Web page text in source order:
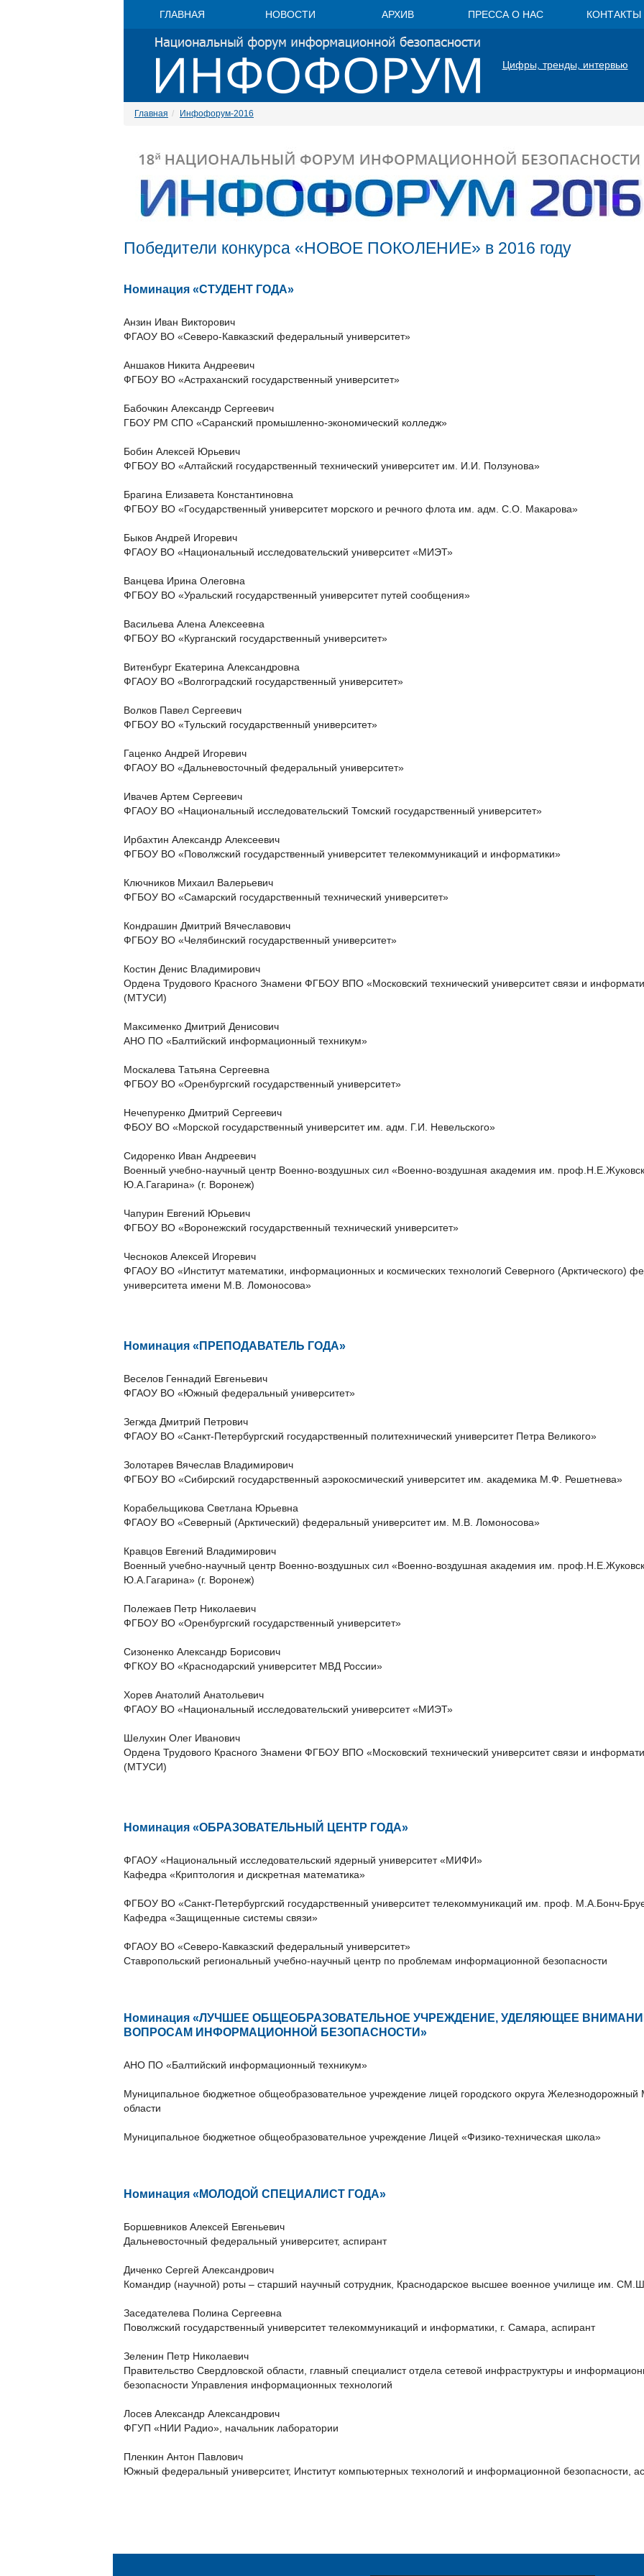
ГЛАВНАЯ НОВОСТИ АРХИВ ПРЕССА О НАС КОНТАКТЫ
Цифры, тренды, интервью
Главная Инфофорум-2016
Победители конкурса «НОВОЕ ПОКОЛЕНИЕ» в 2016 году
Номинация «СТУДЕНТ ГОДА»
Анзин Иван Викторович
ФГАОУ ВО «Северо-Кавказский федеральный университет»
Аншаков Никита Андреевич
ФГБОУ ВО «Астраханский государственный университет»
Бабочкин Александр Сергеевич
ГБОУ РМ СПО «Саранский промышленно-экономический колледж»
Бобин Алексей Юрьевич
ФГБОУ ВО «Алтайский государственный технический университет им. И.И. Ползунова»
Брагина Елизавета Константиновна
ФГБОУ ВО «Государственный университет морского и речного флота им. адм. С.О. Макарова»
Быков Андрей Игоревич
ФГАОУ ВО «Национальный исследовательский университет «МИЭТ»
Ванцева Ирина Олеговна
ФГБОУ ВО «Уральский государственный университет путей сообщения»
Васильева Алена Алексеевна
ФГБОУ ВО «Курганский государственный университет»
Витенбург Екатерина Александровна
ФГАОУ ВО «Волгоградский государственный университет»
Волков Павел Сергеевич
ФГБОУ ВО «Тульский государственный университет»
Гаценко Андрей Игоревич
ФГАОУ ВО «Дальневосточный федеральный университет»
Ивачев Артем Сергеевич
ФГАОУ ВО «Национальный исследовательский Томский государственный университет»
Ирбахтин Александр Алексеевич
ФГБОУ ВО «Поволжский государственный университет телекоммуникаций и информатики»
Ключников Михаил Валерьевич
ФГБОУ ВО «Самарский государственный технический университет»
Кондрашин Дмитрий Вячеславович
ФГБОУ ВО «Челябинский государственный университет»
Костин Денис Владимирович
Ордена Трудового Красного Знамени ФГБОУ ВПО «Московский технический университет связи и
(МТУСИ)
Максименко Дмитрий Денисович
АНО ПО «Балтийский информационный техникум»
Москалева Татьяна Сергеевна
ФГБОУ ВО «Оренбургский государственный университет»
Нечепуренко Дмитрий Сергеевич
ФБОУ ВО «Морской государственный университет им. адм. Г.И. Невельского»
Сидоренко Иван Андреевич
Военный учебно-научный центр Военно-воздушных сил «Военно-воздушная академия им.
Ю.А.Гагарина» (г. Воронеж)
Чапурин Евгений Юрьевич
ФГБОУ ВО «Воронежский государственный технический университет»
Чесноков Алексей Игоревич
ФГАОУ ВО «Институт математики, информационных и космических технологий Северного (Арктического)
университета имени М.В. Ломоносова»
Номинация «ПРЕПОДАВАТЕЛЬ ГОДА»
Веселов Геннадий Евгеньевич
ФГАОУ ВО «Южный федеральный университет»
Зегжда Дмитрий Петрович
ФГАОУ ВО «Санкт-Петербургский государственный политехнический университет Петра Великого»
Золотарев Вячеслав Владимирович
ФГБОУ ВО «Сибирский государственный аэрокосмический университет им. академика М.Ф. Решетнева»
Корабельщикова Светлана Юрьевна
ФГАОУ ВО «Северный (Арктический) федеральный университет им. М.В. Ломоносова»
Кравцов Евгений Владимирович
Военный учебно-научный центр Военно-воздушных сил «Военно-воздушная академия им.
Ю.А.Гагарина» (г. Воронеж)
Полежаев Петр Николаевич
ФГБОУ ВО «Оренбургский государственный университет»
Сизоненко Александр Борисович
ФГКОУ ВО «Краснодарский университет МВД России»
Хорев Анатолий Анатольевич
ФГАОУ ВО «Национальный исследовательский университет «МИЭТ»
Шелухин Олег Иванович
Ордена Трудового Красного Знамени ФГБОУ ВПО «Московский технический университет связи и
(МТУСИ)
Номинация «ОБРАЗОВАТЕЛЬНЫЙ ЦЕНТР ГОДА»
ФГАОУ «Национальный исследовательский ядерный университет «МИФИ»
Кафедра «Криптология и дискретная математика»
ФГБОУ ВО «Санкт-Петербургский государственный университет телекоммуникаций им. проф. М.А.Бонч-
Кафедра «Защищенные системы связи»
ФГАОУ ВО «Северо-Кавказский федеральный университет»
Ставропольский региональный учебно-научный центр по проблемам информационной безопасности
Номинация «ЛУЧШЕЕ ОБЩЕОБРАЗОВАТЕЛЬНОЕ УЧРЕЖДЕНИЕ, УДЕЛЯЮЩЕЕ
ВОПРОСАМ ИНФОРМАЦИОННОЙ БЕЗОПАСНОСТИ»
АНО ПО «Балтийский информационный техникум»
Муниципальное бюджетное общеобразовательное учреждение лицей городского округа Железнодорожный
области
Муниципальное бюджетное общеобразовательное учреждение Лицей «Физико-техническая школа»
Номинация «МОЛОДОЙ СПЕЦИАЛИСТ ГОДА»
Боршевников Алексей Евгеньевич
Дальневосточный федеральный университет, аспирант
Диченко Сергей Александрович
Командир (научной) роты – старший научный сотрудник, Краснодарское высшее военное училище им.
Заседателева Полина Сергеевна
Поволжский государственный университет телекоммуникаций и информатики, г. Самара, аспирант
Зеленин Петр Николаевич
Правительство Свердловской области, главный специалист отдела сетевой инфраструктуры и
безопасности Управления информационных технологий
Лосев Александр Александрович
ФГУП «НИИ Радио», начальник лаборатории
Пленкин Антон Павлович
Южный федеральный университет, Институт компьютерных технологий и информационной безопасности,